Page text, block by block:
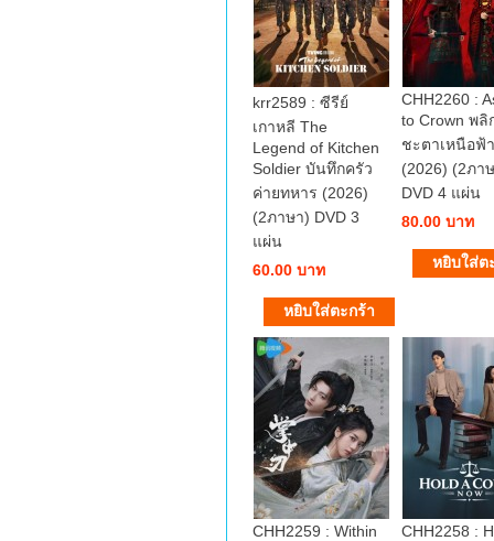
krr2589 : ซีรีย์
เกาหลี The
Legend of Kitchen
Soldier บันทึกครัว
ค่ายทหาร (2026)
(2ภาษา) DVD 3
แผ่น
60.00 บาท
CHH2260 :
to Crown พลิ
ชะตาเหนือฟ้า
(2026) (2ภา
DVD 4 แผ่น
80.00 บาท
CHH2259 : Within
CHH2258 :